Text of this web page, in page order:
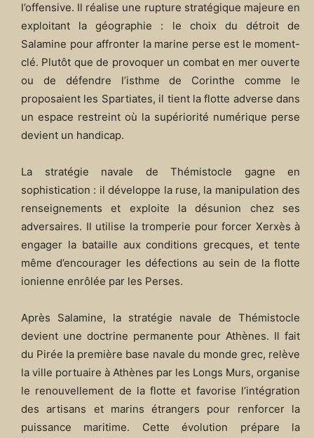
l’offensive. Il réalise une rupture stratégique majeure en
exploitant la géographie : le choix du détroit de
Salamine pour affronter la marine perse est le moment-
clé. Plutôt que de provoquer un combat en mer ouverte
ou de défendre l’isthme de Corinthe comme le
proposaient les Spartiates, il tient la flotte adverse dans
un espace restreint où la supériorité numérique perse
devient un handicap.
La stratégie navale de Thémistocle gagne en
sophistication : il développe la ruse, la manipulation des
renseignements et exploite la désunion chez ses
adversaires. Il utilise la tromperie pour forcer Xerxès à
engager la bataille aux conditions grecques, et tente
même d’encourager les défections au sein de la flotte
ionienne enrôlée par les Perses.
Après Salamine, la stratégie navale de Thémistocle
devient une doctrine permanente pour Athènes. Il fait
du Pirée la première base navale du monde grec, relève
la ville portuaire à Athènes par les Longs Murs, organise
le renouvellement de la flotte et favorise l’intégration
des artisans et marins étrangers pour renforcer la
puissance maritime. Cette évolution prépare la